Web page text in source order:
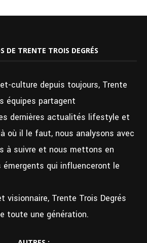
DE TRENTE TROIS DEGRÉS
culture depuis toujours, Trente
équipes partagent
dernières actualités lifestyle et
où il le faut, nous analysons avec
à suivre et nous mettons en
qui influenceront le
visionnaire, Trente Trois Degrés
toute une génération.